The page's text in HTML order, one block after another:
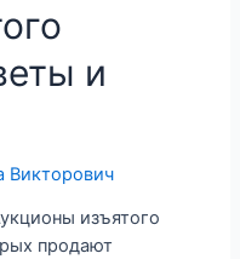
и
Викторович
изъятого
продают